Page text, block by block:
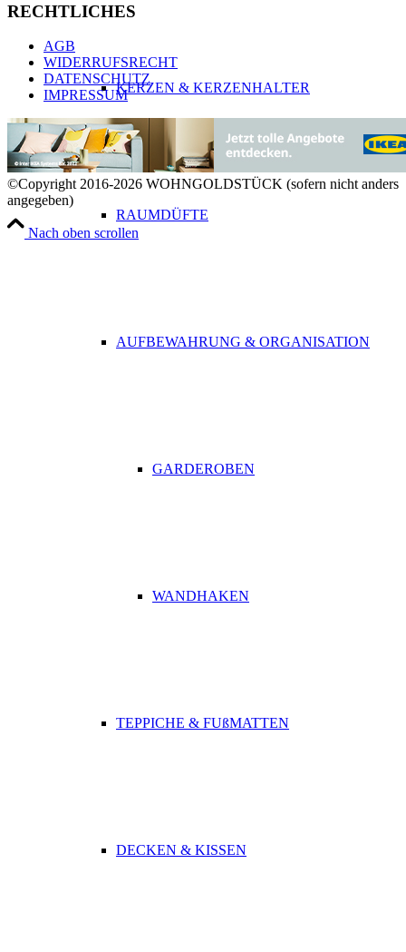
KERZEN & KERZENHALTER
RAUMDÜFTE
AUFBEWAHRUNG & ORGANISATION
GARDEROBEN
WANDHAKEN
TEPPICHE & FUßMATTEN
DECKEN & KISSEN
RECHTLICHES
AGB
WIDERRUFSRECHT
DATENSCHUTZ
IMPRESSUM
©Copyright 2016-2026 WOHNGOLDSTÜCK (sofern nicht anders
angegeben)
Nach oben scrollen